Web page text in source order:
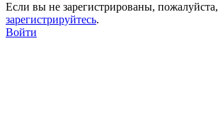
Если вы не зарегистрированы, пожалуйста,
зарегистрируйтесь.
Войти